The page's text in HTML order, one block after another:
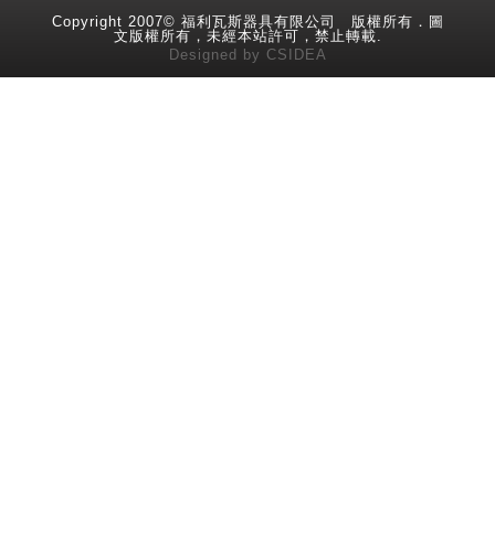
Copyright 2007© 福利瓦斯器具有限公司 版權所有．圖
文版權所有，未經本站許可，禁止轉載.
Designed
by CSIDEA